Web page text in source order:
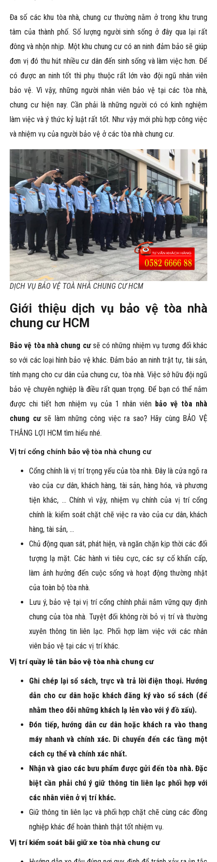
Đa số các khu tòa nhà, chung cư thường nằm ở trong khu trung
tâm của thành phố. Số lượng người sinh sống ở đây qua lại rất
đông và nhộn nhịp. Một khu chung cư có an ninh đảm bảo sẽ giúp
đơn vị đó thu hút nhiều cư dân đến sinh sống và làm việc hơn. Để
có được an ninh tốt thì phụ thuộc rất lớn vào đội ngũ nhân viên
bảo vệ. Vì vậy, những người nhân viên bảo vệ tại các tòa nhà,
chung cư hiện nay. Cần phải là những người có có kinh nghiệm
làm việc và ý thức kỷ luật rất tốt. Như vậy mới phù hợp công việc
và nhiệm vụ của người bảo vệ ở các tòa nhà chung cư.
DỊCH VỤ BẢO VỆ TOÀ NHÀ CHUNG CƯ HCM
Giới thiệu dịch vụ bảo vệ tòa nhà
chung cư HCM
Bảo vệ tòa nhà chung cưsẽ có những nhiệm vụ tương đối khác
so với các loại hình bảo vệ khác. Đảm bảo an ninh trật tự, tài sản,
tính mạng cho cư dân của chung cư, tòa nhà. Việc sở hữu đội ngũ
bảo vệ chuyên nghiệp là điều rất quan trọng. Để bạn có thể nắm
được chi tiết hơn nhiệm vụ của 1 nhân viên bảo vệ tòa nhà
chung cưsẽ làm những công việc ra sao? Hãy cùng BẢO VỆ
THẮNG LỢI HCM tìm hiểu nhé.
Vị trí cổng chính bảo vệ tòa nhà chung cư
Cổng chính là vị trí trọng yếu của tòa nhà. Đây là cửa ngõ ra
vào của cư dân, khách hàng, tài sản, hàng hóa, và phương
tiện khác, … Chính vì vậy, nhiệm vụ chính của vị trí cổng
chính là: kiểm soát chặt chẽ việc ra vào của cư dân, khách
hàng, tài sản, …
Chủ động quan sát, phát hiện, và ngăn chặn kịp thời các đối
tượng lạ mặt. Các hành vi tiêu cực, các sự cố khẩn cấp,
làm ảnh hưởng đến cuộc sống và hoạt động thường nhật
của toàn bộ tòa nhà.
Lưu ý, bảo vệ tại vị trí cổng chính phải nắm vững quy định
chung của tòa nhà. Tuyệt đối không rời bỏ vị trí và thường
xuyên thông tin liên lạc. Phối hợp làm việc với các nhân
viên bảo vệ tại các vị trí khác.
Vị trí quầy lễ tân bảo vệ tòa nhà chung cư
Ghi chép lại sổ sách, trực và trả lời điện thoại. Hướng
dẫn cho cư dân hoặc khách đăng ký vào sổ sách (để
nhằm theo dõi những khách lạ lẻn vào với ý đồ xấu).
Đón tiếp, hướng dẫn cư dân hoặc khách ra vào thang
máy nhanh và chính xác. Di chuyển đến các tầng một
cách cụ thể và chính xác nhất.
Nhận và giao các bưu phẩm được gửi đến tòa nhà. Đặc
biệt cần phải chú ý giữ thông tin liên lạc phối hợp với
các nhân viên ở vị trí khác.
Giữ thông tin liên lạc và phối hợp chặt chẽ cùng các đồng
nghiệp khác để hoàn thành thật tốt nhiệm vụ.
Vị trí kiểm soát bãi giữ xe tòa nhà chung cư